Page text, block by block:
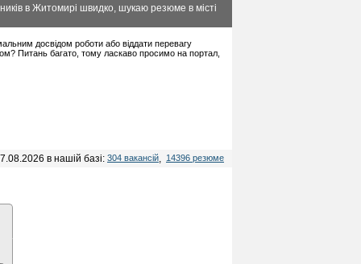
в Житомирі швидко, шукаю резюме в місті
досвідом роботи або віддати перевагу
Питань багато, тому ласкаво просимо на портал,
в нашій базі: 304 вакансій, 14396 резюме